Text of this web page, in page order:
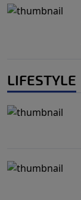
LIFESTYLE